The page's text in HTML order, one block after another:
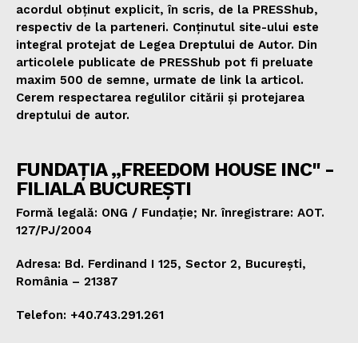
acordul obținut explicit, în scris, de la PRESShub,
respectiv de la parteneri. Conținutul site-ului este
integral protejat de Legea Dreptului de Autor. Din
articolele publicate de PRESShub pot fi preluate
maxim 500 de semne, urmate de link la articol.
Cerem respectarea regulilor citării și protejarea
dreptului de autor.
FUNDAȚIA „FREEDOM HOUSE INC" -
FILIALA BUCUREȘTI
Formă legală: ONG / Fundație; Nr. înregistrare: AOT.
127/PJ/2004
Adresa: Bd. Ferdinand I 125, Sector 2, București,
România – 21387
Telefon: +40.743.291.261